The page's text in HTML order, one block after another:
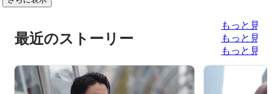
最近のストーリー
もっと見る
もっと見る
もっと見る